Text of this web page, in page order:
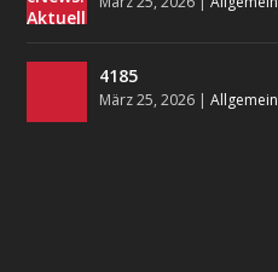
4185
März 25, 2026 |Allgemein